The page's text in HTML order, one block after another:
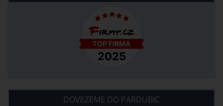
DOVEZEME DO PARDUBIC